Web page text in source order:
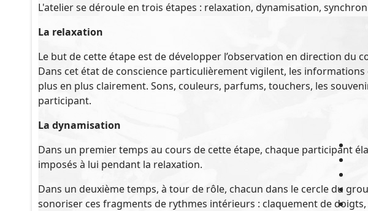
L'atelier se déroule en trois étapes : relaxation, dynamisation,
La relaxation
Le but de cette étape est de développer l’observation en direction
Dans cet état de conscience particulièrement vigilent, les
plus en plus clairement. Sons, couleurs, parfums, touchers, les
participant.
La dynamisation
Dans un premier temps au cours de cette étape, chaque participant
imposés à lui pendant la relaxation.
Dans un deuxième temps, à tour de rôle, chacun dans le cercle du
sonoriser ces fragments de rythmes intérieurs : claquement de